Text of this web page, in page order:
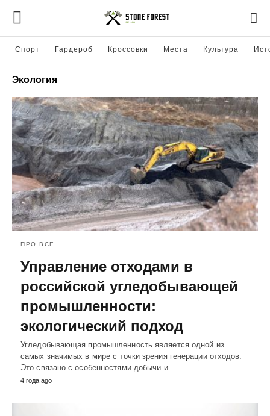
Спорт Гардероб Кроссовки Места Культура
Экология
ПРО ВСЕ
Управление отходами в
российской угледобывающей
промышленности:
экологический подход
Угледобывающая промышленность является одной из
самых значимых в мире с точки зрения генерации отходов.
Это связано с особенностями добычи и…
4 года ago